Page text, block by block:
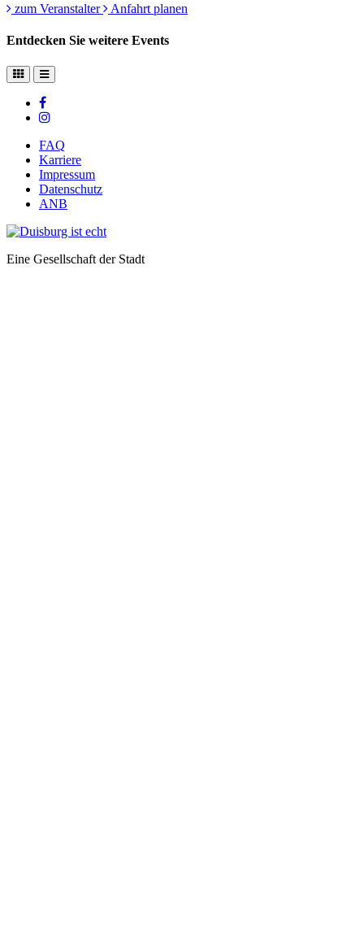
zum Veranstalter
Anfahrt planen
Entdecken Sie weitere Events
FAQ
Karriere
Impressum
Datenschutz
ANB
Eine Gesellschaft der Stadt